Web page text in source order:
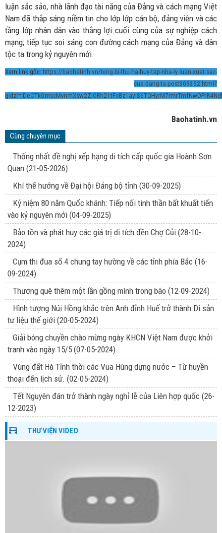
luận sắc sảo, nhà lãnh đạo tài năng của Đảng và cách mạng Việt
Nam đã thắp sáng niềm tin cho lớp lớp cán bộ, đảng viên và các
tầng lớp nhân dân vào thắng lợi cuối cùng của sự nghiệp cách
mạng; tiếp tục soi sáng con đường cách mạng của Đảng và dân
tộc ta trong kỷ nguyên mới.
Xem link gốc: https://baohatinh.vn/tong-bi-thu-ha-huy-tap-nha-ly-luan-xuat-sac-
cua-dang-ta-post309352.html?
Baohatinh.vn
Cùng chuyên mục
Thống nhất đề nghị xếp hạng di tích cấp quốc gia Hoành Sơn
Quan (21-05-2026)
Khí thế hướng về Đại hội Đảng bộ tỉnh (30-09-2025)
Kỷ niệm 80 năm Quốc khánh: Tiếp nối tinh thần bất khuất tiến
vào kỷ nguyên mới (04-09-2025)
Bảo tồn và phát huy các giá trị di tích đền Chợ Củi (28-10-
2024)
Cụm thi đua số 4 chung tay hường về các tỉnh phía Bắc (16-
09-2024)
Thương quê thêm một lần gồng mình trong bão (12-09-2024)
Hình tượng Núi Hồng khắc trên Anh đỉnh Huế trở thành Di sản
tư liệu thế giới (20-05-2024)
Giải bóng chuyền chào mừng ngày KHCN Việt Nam được khởi
tranh vào ngày 15/5 (07-05-2024)
Vùng đất Hà Tĩnh thời các Vua Hùng dựng nước – Từ huyền
thoại đến lịch sử. (02-05-2024)
Tết Nguyên đán trở thành ngày nghỉ lễ của Liên hợp quốc (26-
12-2023)
THƯ VIỆN VIDEO